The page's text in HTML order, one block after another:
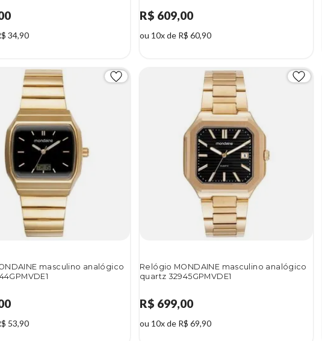
34,90
R$ 609,00
ou 10x de R$ 60,90
masculino analógico
53,90
Relógio MONDAINE masculino analógico
quartz 32945GPMVDE1
R$ 699,00
ou 10x de R$ 69,90